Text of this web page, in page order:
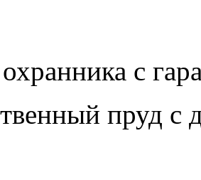
с
пруд с